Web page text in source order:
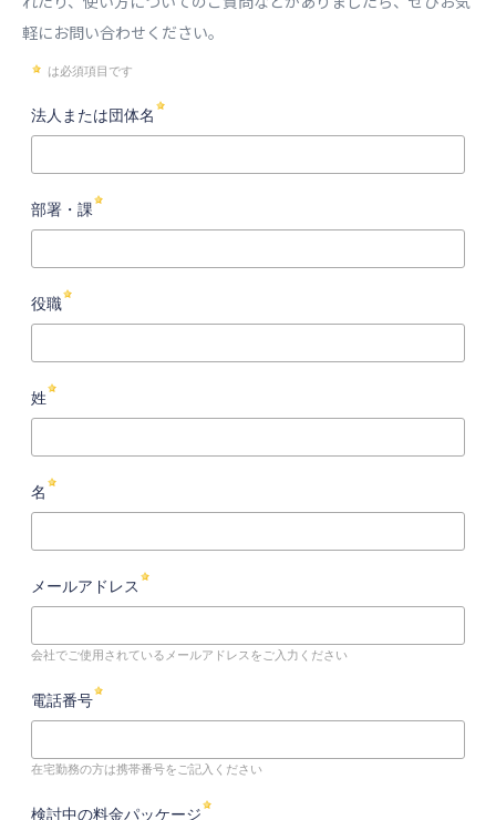
軽にお問い合わせください。